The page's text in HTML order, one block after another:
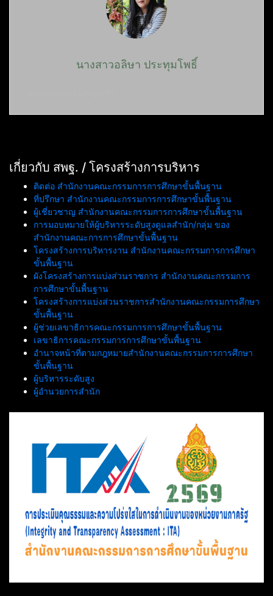
นางสาวอลิษา ประทุมโพธิ์
เกี่ยวกับ สพฐ. / โครงสร้างการบริหาร
ติดต่อ สำนักงานคณะกรรมการการศึกษาขั้นพื้นฐาน
ที่ปรึกษา สำนักงานคณะกรรมการการศึกษาขั้นพื้นฐาน
ผู้เชี่ยวชาญ สำนักงานคณะกรรมการการศึกษาขั้นพื้นฐาน
การมอบหมายให้ผู้บริหารระดับสูงดูแลสำนัก/กลุ่ม ของ
สำนักงานคณะการการศึกษาขั้นพื้นฐาน
โครงสร้างการบริหารงาน สำนักงานคณะกรรมการการศึกษา
ขั้นพื้นฐาน
ผังโครงสร้างการแบ่งส่วนราชการ สำนักงานคณะกรรมการ
การศึกษาขั้นพื้นฐาน
โครงสร้างการแบ่งส่วนราชการสำนักงานคณะกรรมการศึกษา
ขั้นพื้นฐาน
ผู้ช่วยเลขาธิการคณะกรรมการการศึกษาขั้นพื้นฐาน
เลขาธิการคณะกรรมการการศึกษาขั้นพื้นฐาน
อำนาจหน้าที่ตามกฎหมายสำนักงานคณะกรรมการการศึกษา
ขั้นพื้นฐาน
ผู้บริหารระดับสูง
ผู้อำนวยการสำนัก